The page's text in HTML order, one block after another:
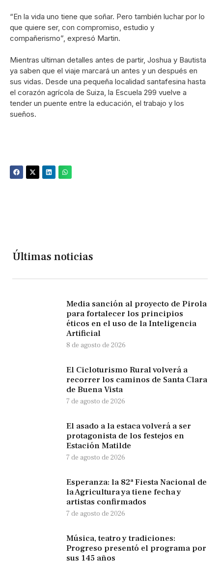
“En la vida uno tiene que soñar. Pero también luchar por lo
que quiere ser, con compromiso, estudio y
compañerismo”, expresó Martin.
Mientras ultiman detalles antes de partir, Joshua y Bautista
ya saben que el viaje marcará un antes y un después en
sus vidas. Desde una pequeña localidad santafesina hasta
el corazón agrícola de Suiza, la Escuela 299 vuelve a
tender un puente entre la educación, el trabajo y los
sueños.
Últimas noticias
Media sanción al proyecto de Pirola
para fortalecer los principios
éticos en el uso de la Inteligencia
Artificial
8 de agosto de 2026
El Cicloturismo Rural volverá a
recorrer los caminos de Santa Clara
de Buena Vista
7 de agosto de 2026
El asado a la estaca volverá a ser
protagonista de los festejos en
Estación Matilde
7 de agosto de 2026
Esperanza: la 82ª Fiesta Nacional de
la Agricultura ya tiene fecha y
artistas confirmados
7 de agosto de 2026
Música, teatro y tradiciones:
Progreso presentó el programa por
sus 145 años